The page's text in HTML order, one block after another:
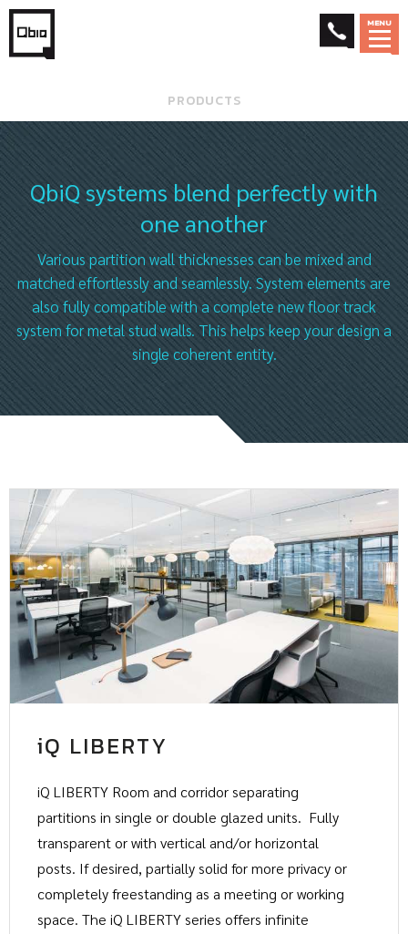
MENU
PRODUCTS
QbiQ systems blend perfectly with
one another
Various partition wall thicknesses can be mixed and
matched effortlessly and seamlessly. System elements are
also fully compatible with a complete new floor track
system for metal stud walls. This helps keep your design a
single coherent entity.
iQ LIBERTY
iQ LIBERTY Room and corridor separating
partitions in single or double glazed units. Fully
transparent or with vertical and/or horizontal
posts. If desired, partially solid for more privacy or
completely freestanding as a meeting or working
space. The iQ LIBERTY series offers infinite